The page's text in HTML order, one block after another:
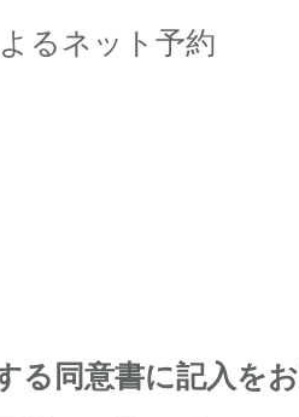
るネット予約
る同意書に記入を